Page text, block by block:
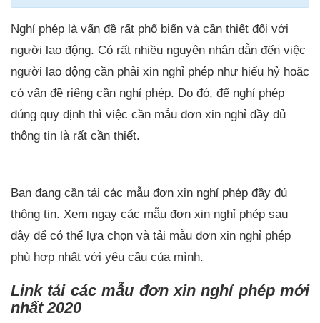
Hướng dẫn tải và cài đặt Adobe After Effects CC 2020 Full Crack.1/10
Nghỉ phép là vấn đề rất phổ biến và cần thiết đối với
người lao động. Có rất nhiều nguyên nhân dẫn đến việc
người lao động cần phải xin nghỉ phép như hiếu hỷ hoăc
có vấn đề riêng cần nghỉ phép. Do đó, để nghỉ phép
đúng quy định thì việc cần mẫu đơn xin nghỉ đầy đủ
thông tin là rất cần thiết.
Bạn đang cần tải các mẫu đơn xin nghỉ phép đầy đủ
thông tin. Xem ngay các mẫu đơn xin nghỉ phép sau
đây để có thể lựa chọn và tải mẫu đơn xin nghỉ phép
phù hợp nhất với yêu cầu của mình.
Link tải các mẫu đơn xin nghỉ phép mới
nhất 2020